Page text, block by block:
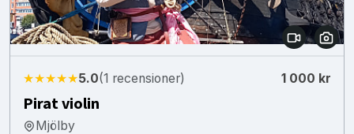
★★★★★5.0(1 recensioner) 1 000 kr
Pirat violin
Mjölby